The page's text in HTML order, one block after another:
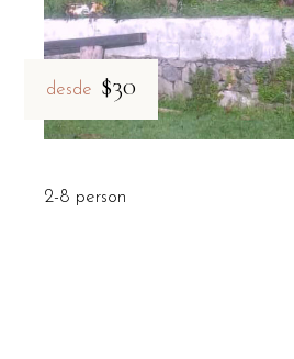
desde $30
2-8 person